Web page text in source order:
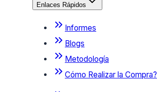
Enlaces Rápidos
Informes
Blogs
Metodología
Cómo Realizar la Compra?